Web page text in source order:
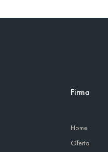
Firma
Home
Oferta